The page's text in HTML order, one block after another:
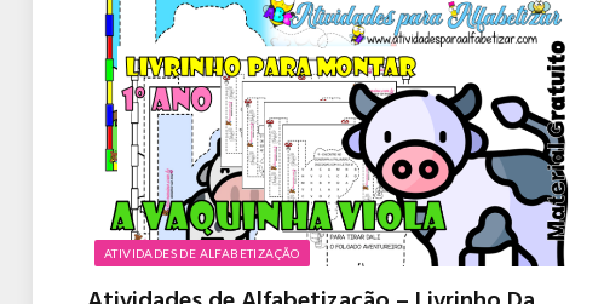
ATIVIDADES DE ALFABETIZAÇÃO